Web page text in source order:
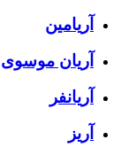
آریامین
آریان موسوی
آریانفر
آریز